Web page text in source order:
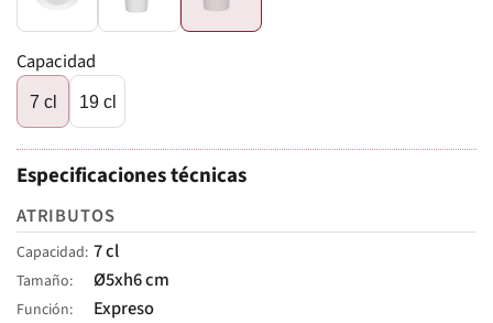
Capacidad
7 cl 19 cl
Especificaciones técnicas
ATRIBUTOS
Capacidad 7 cl
Tamaño Ø5xh6 cm
Función
Expreso